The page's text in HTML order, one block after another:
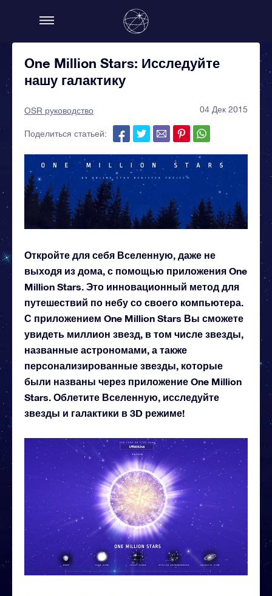
One Million Stars: Исследуйте
нашу галактику
OSR руководство 04 Дек 2015
Поделиться статьей:
Откройте для себя Вселенную, даже не
выходя из дома, с помощью приложения One
Million Stars. Это инновационный метод для
путешествий по небу со своего компьютера.
С приложением One Million Stars Вы сможете
увидеть миллион звезд, в том числе звезды,
названные астрономами, а также
персонализированные звезды, которые
были названы через приложение One Million
Stars. Облетите Вселенную, исследуйте
звезды и галактики в 3D режиме!